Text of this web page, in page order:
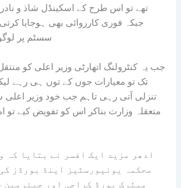
تھے تو اس طرح کے اسکینڈل شاذ و
جبکہ فوری کارروائی بھی ہوجایا
سسٹم پر
جب یہ کنٹرولنگ اتھارٹی وزیر اعلی کو
تک تو معیارات جوں کے توں ہی رہے
تنزلی آتی رہی تاہم جب خود وزیر اعلی
متعقلہ وزارت بناکر اس کو تفویض کیے تو
ادھر مزید ایک افسر نے بتایا کہ
محکمہ یونیورسٹیز اینڈ بورڈز
میٹرک بورڈ کراچی اور چیئرمین